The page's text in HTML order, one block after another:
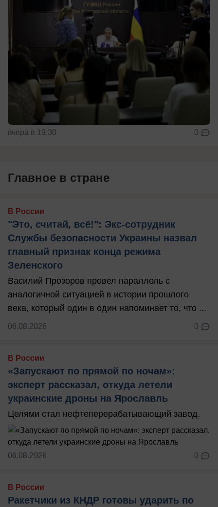
вчера в 19:30 0
Главное в стране
В России
"Это, считай, всё!": Экс-сотрудник
Службы безопасности Украины назвал
главный признак конца режима
Зеленского
Василий Прозоров провел параллель с
аналогичной ситуацией в истории прошлого
века, который один в один напоминает то, что ...
06.08.2026 0
В России
«Запускают по прямой по ночам»:
эксперт рассказал, откуда летели
украинские дроны на Ярославль
Целями стал нефтеперерабатывающий завод.
06.08.2026 0
В России
Ракетчики из КНДР готовы ударить по